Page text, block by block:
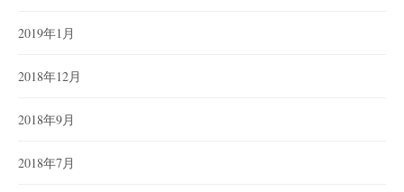
2019年1月
2018年12月
2018年9月
2018年7月